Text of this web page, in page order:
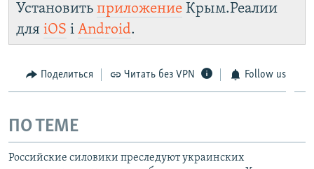
Установить приложение Крым.Реалии
для iOS і Android.
Поделиться Читать без VPN Follow us
ПО ТЕМЕ
Российские силовики преследуют украинских